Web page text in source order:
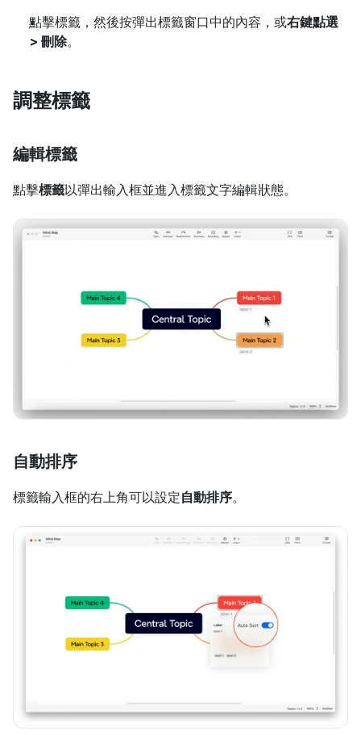
點擊標籤，然後按彈出標籤窗口中的內容，或右鍵點選
> 刪除。
調整標籤
編輯標籤
點擊標籤以彈出輸入框並進入標籤文字編輯狀態。
自動排序
標籤輸入框的右上角可以設定自動排序。